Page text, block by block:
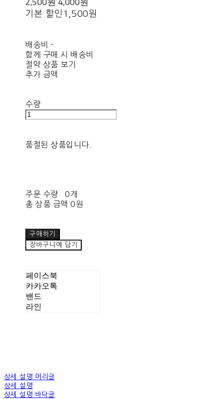
기본 할인 1,500원
배송비 -
함께 구매 시 배송비
절약 상품 보기
추가 금액
수량
품절된 상품입니다.
주문 수량
0개
총 상품 금액 0원
구매하기
장바구니에 담기
페이스북
카카오톡
밴드
라인
상세 설명 머리글
상세 설명
상세 설명 바닥글